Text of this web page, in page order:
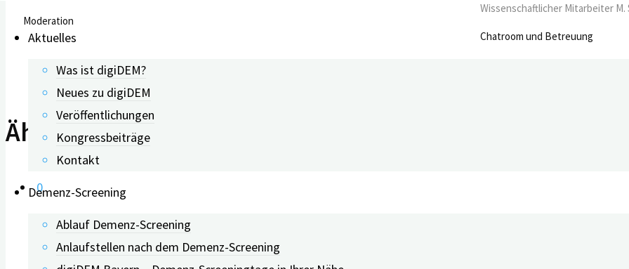
Aktuelles
Was ist digiDEM?
Neues zu digiDEM
Veröffentlichungen
Kongressbeiträge
Kontakt
Demenz-Screening
Ablauf Demenz-Screening
Anlaufstellen nach dem Demenz-Screening
Moderation
Wissenschaftlicher Mitarbeiter M.
Chatroom und Betreuung
Ähnliche Beiträge
0
Webinar: Wie funktioniert Personentracking? (z.B. bei